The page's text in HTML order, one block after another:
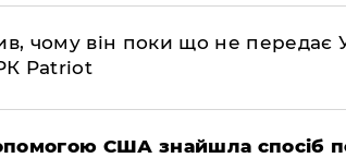
чому він поки що не передає
Patriot
США знайшла спосіб